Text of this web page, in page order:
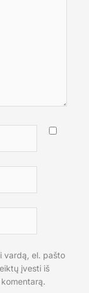
vardą, el. pašto
įvesti iš